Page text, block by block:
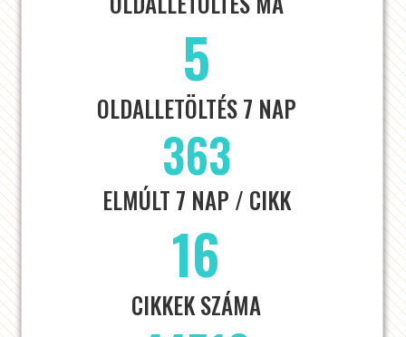
5
OLDALLETÖLTÉS 7 NAP
363
ELMÚLT 7 NAP / CIKK
16
CIKKEK SZÁMA